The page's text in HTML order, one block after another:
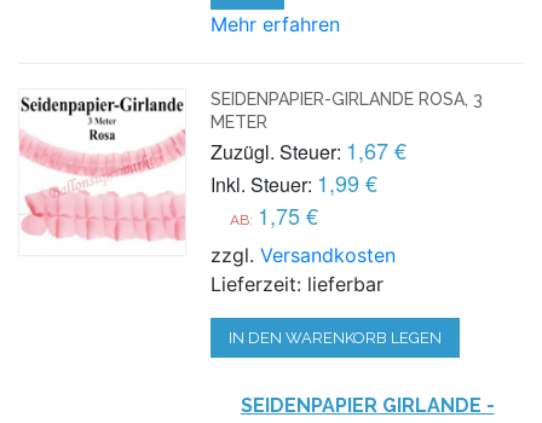
Mehr erfahren
SEIDENPAPIER-GIRLANDE ROSA, 3
METER
Zuzügl. Steuer: 1,67 €
Inkl. Steuer: 1,99 €
AB: 1,75 €
zzgl.Versandkosten
Lieferzeit: lieferbar
IN DEN WARENKORB LEGEN
SEIDENPAPIER GIRLANDE -